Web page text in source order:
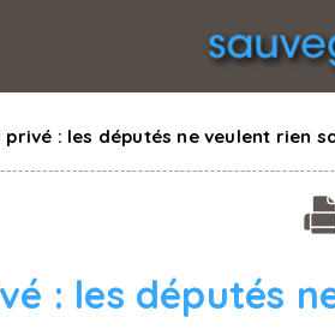
: les députés ne veulent rien
: les députés